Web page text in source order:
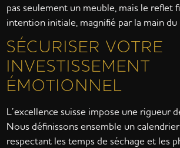
pas seulement un meuble, mais le reflet
intention initiale, magnifié par la main du
SÉCURISER VOTRE
INVESTISSEMENT
ÉMOTIONNEL
L’excellence suisse impose une rigueur
Nous définissons ensemble un
respectant les temps de séchage et les